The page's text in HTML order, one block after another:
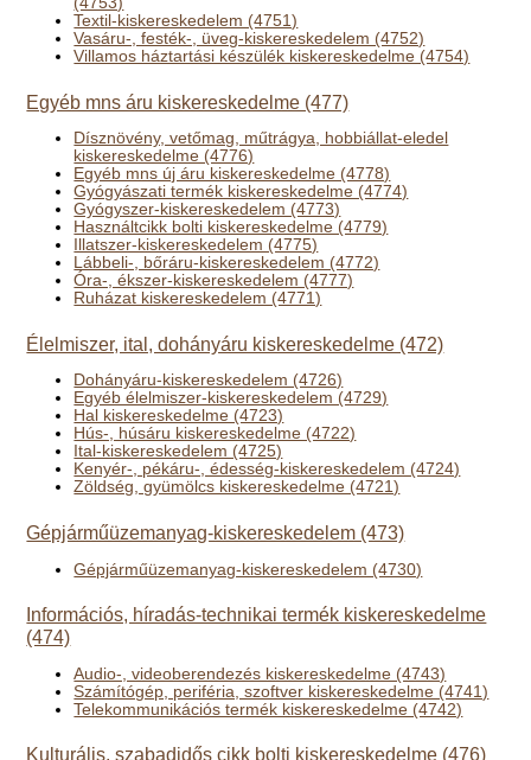
Textil-kiskereskedelem (4751)
Vasáru-, festék-, üveg-kiskereskedelem (4752)
Villamos háztartási készülék kiskereskedelme (4754)
Egyéb mns áru kiskereskedelme (477)
Dísznövény, vetőmag, műtrágya, hobbiállat-eledel
kiskereskedelme (4776)
Egyéb mns új áru kiskereskedelme (4778)
Gyógyászati termék kiskereskedelme (4774)
Gyógyszer-kiskereskedelem (4773)
Használtcikk bolti kiskereskedelme (4779)
Illatszer-kiskereskedelem (4775)
Lábbeli-, bőráru-kiskereskedelem (4772)
Óra-, ékszer-kiskereskedelem (4777)
Ruházat kiskereskedelem (4771)
Élelmiszer, ital, dohányáru kiskereskedelme (472)
Dohányáru-kiskereskedelem (4726)
Egyéb élelmiszer-kiskereskedelem (4729)
Hal kiskereskedelme (4723)
Hús-, húsáru kiskereskedelme (4722)
Ital-kiskereskedelem (4725)
Kenyér-, pékáru-, édesség-kiskereskedelem (4724)
Zöldség, gyümölcs kiskereskedelme (4721)
Gépjárműüzemanyag-kiskereskedelem (473)
Gépjárműüzemanyag-kiskereskedelem (4730)
Információs, híradás-technikai termék kiskereskedelme
(474)
Audio-, videoberendezés kiskereskedelme (4743)
Számítógép, periféria, szoftver kiskereskedelme (4741)
Telekommunikációs termék kiskereskedelme (4742)
Kulturális, szabadidős cikk bolti kiskereskedelme (476)